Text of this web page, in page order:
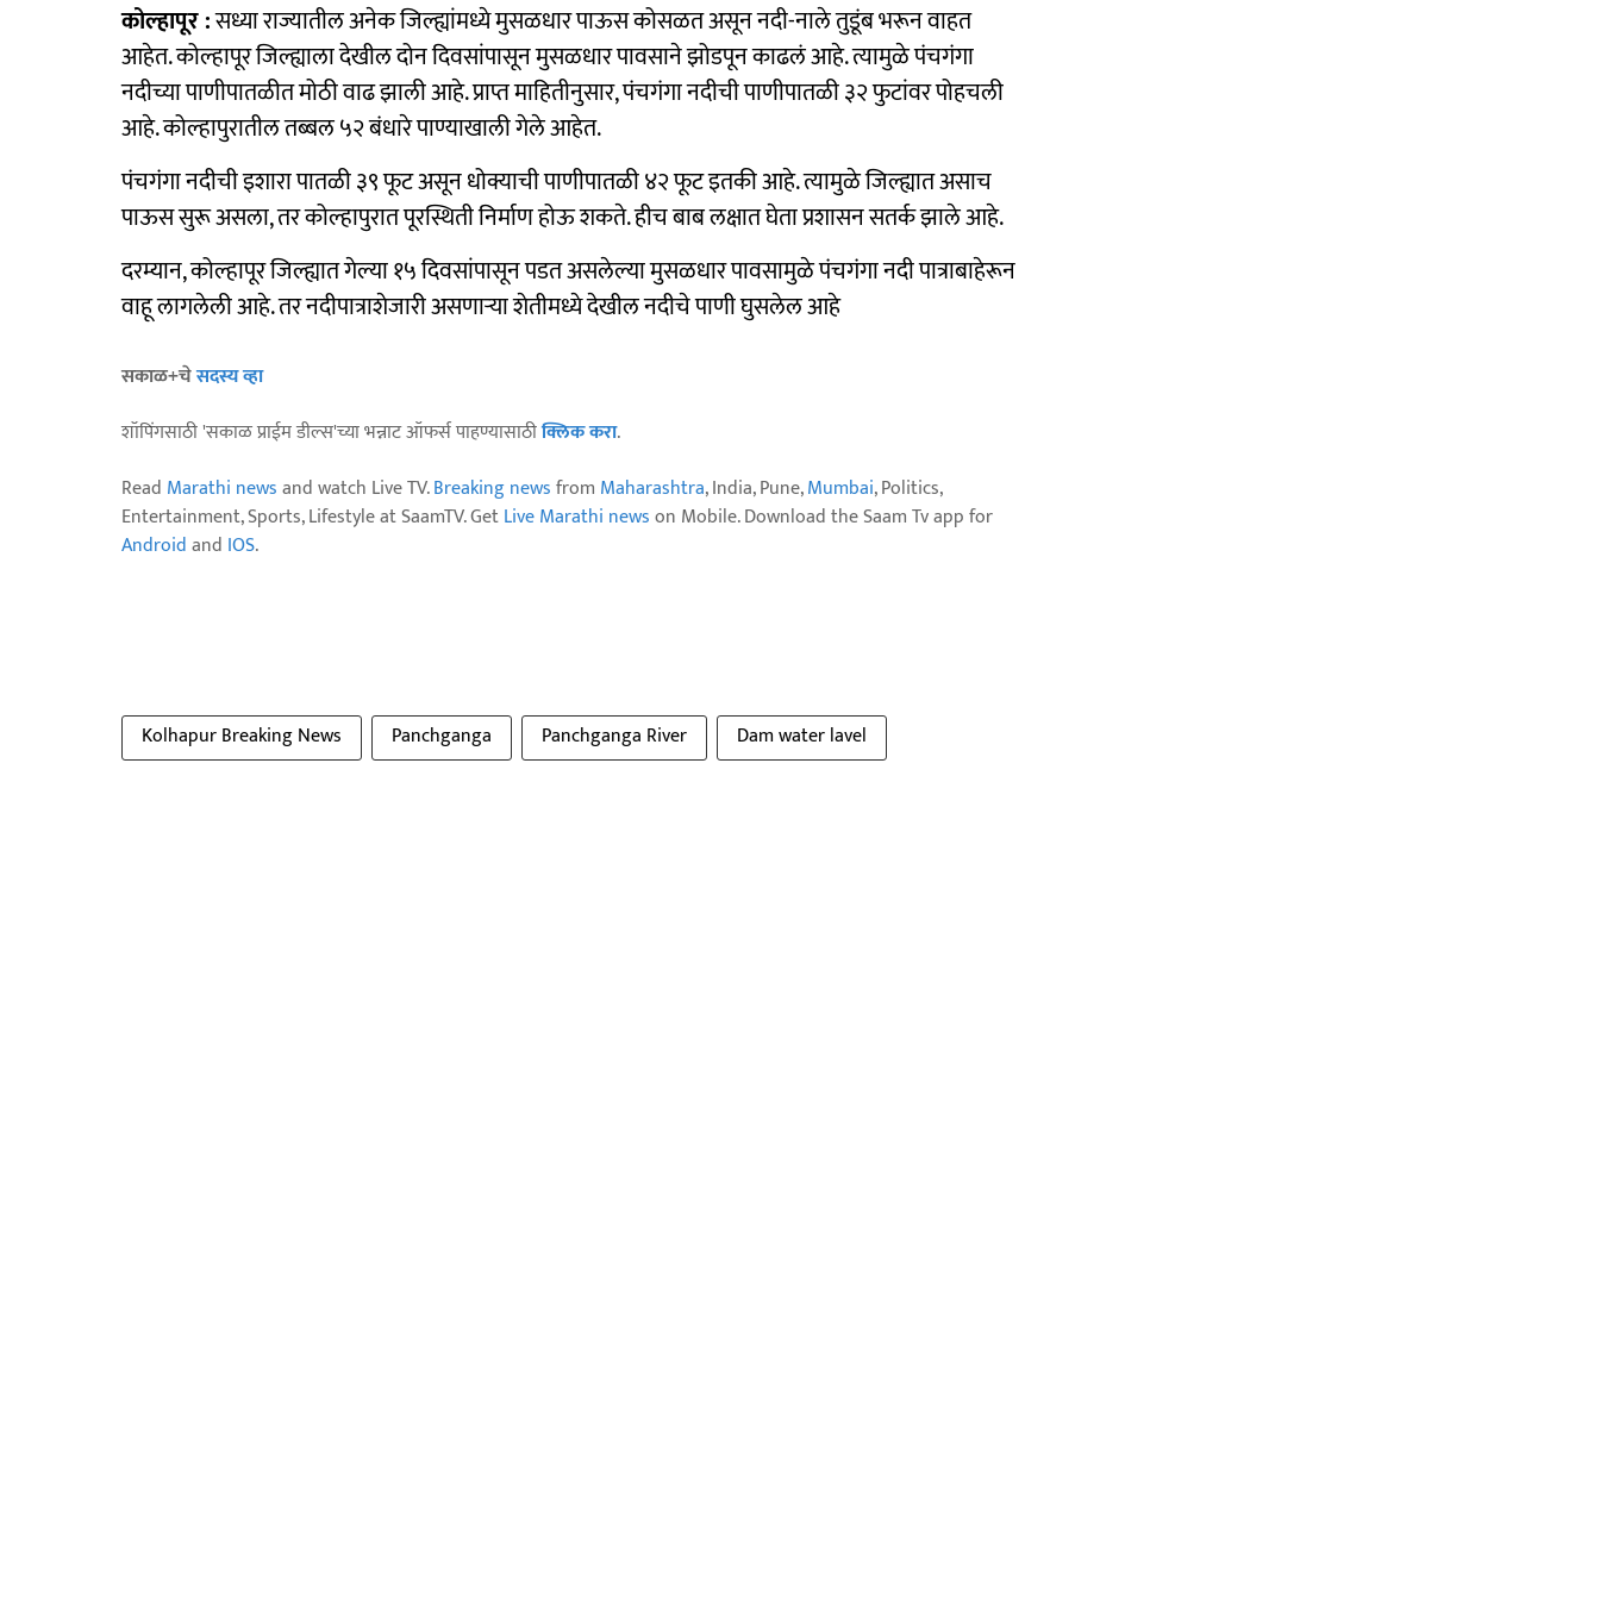
कोल्हापूर :सध्या राज्यातील अनेक जिल्ह्यांमध्ये मुसळधार पाऊस कोसळत असून नदी-नाले तुडूंब भरून वाहत
आहेत. कोल्हापूर जिल्ह्याला देखील दोन दिवसांपासून मुसळधार पावसाने झोडपून काढलं आहे. त्यामुळे पंचगंगा
नदीच्या पाणीपातळीत मोठी वाढ झाली आहे. प्राप्त माहितीनुसार, पंचगंगा नदीची पाणीपातळी ३२ फुटांवर पोहचली
आहे. कोल्हापुरातील तब्बल ५२ बंधारे पाण्याखाली गेले आहेत.
पंचगंगा नदीची इशारा पातळी ३९ फूट असून धोक्याची पाणीपातळी ४२ फूट इतकी आहे. त्यामुळे जिल्ह्यात असाच
पाऊस सुरू असला, तर कोल्हापुरात पूरस्थिती निर्माण होऊ शकते. हीच बाब लक्षात घेता प्रशासन सतर्क झाले आहे.
दरम्यान, कोल्हापूर जिल्ह्यात गेल्या १५ दिवसांपासून पडत असलेल्या मुसळधार पावसामुळे पंचगंगा नदी पात्राबाहेरून
वाहू लागलेली आहे. तर नदीपात्राशेजारी असणाऱ्या शेतीमध्ये देखील नदीचे पाणी घुसलेल आहे
सकाळ+चेसदस्य व्हा
शॉपिंगसाठी 'सकाळ प्राईम डील्स'च्या भन्नाट ऑफर्स पाहण्यासाठीक्लिक करा.
Read Marathi newsand watch Live TV.Breaking newsfrom Maharashtra, India, Pune,Mumbai, Politics,
Entertainment, Sports, Lifestyle at SaamTV. GetLive Marathi newson Mobile. Download the Saam Tv app for
Androidand IOS.
Kolhapur Breaking News Panchganga Panchganga River Dam water lavel